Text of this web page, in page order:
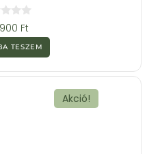
Ft
TESZEM
Akció!